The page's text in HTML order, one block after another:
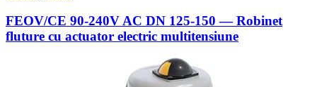
FEOV/CE 90-240V AC DN 125-150 — Robinet
fluture cu actuator electric multitensiune